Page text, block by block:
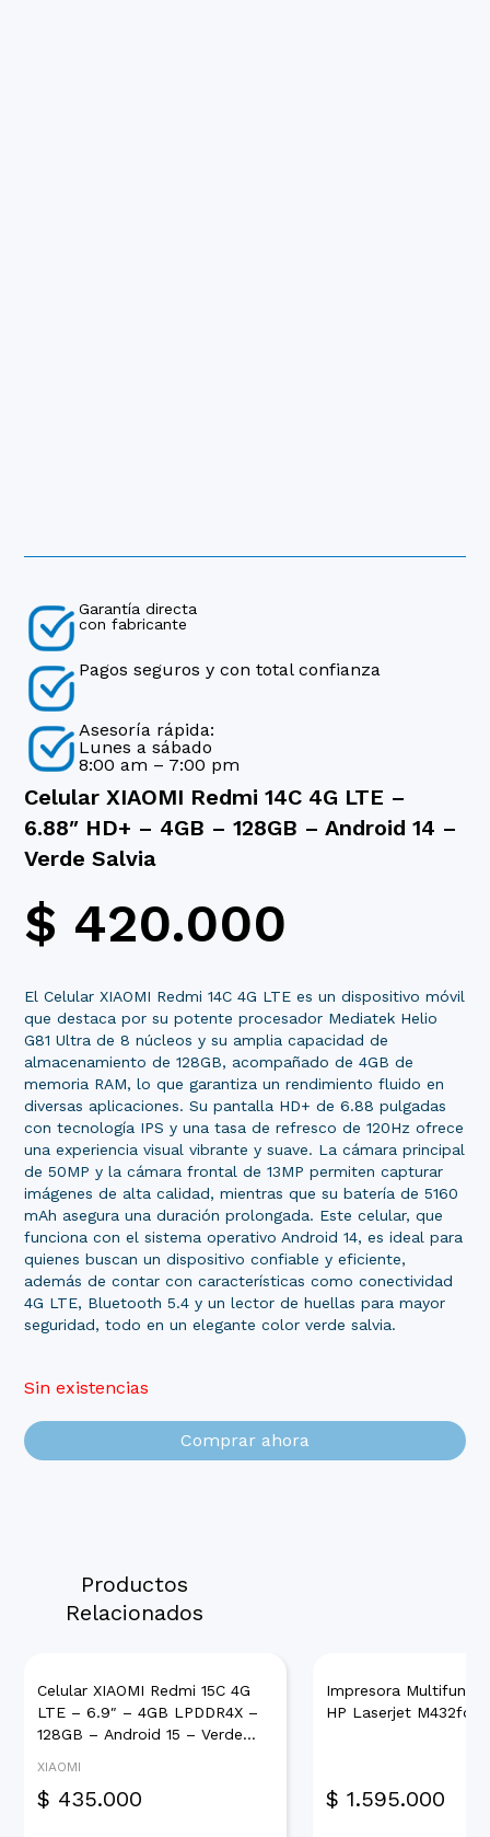
Garantía directa
con fabricante
Pagos seguros y con total confianza
Asesoría rápida:
Lunes a sábado
8:00 am – 7:00 pm
Celular XIAOMI Redmi 14C 4G LTE –
6.88″ HD+ – 4GB – 128GB – Android 14 –
Verde Salvia
$ 420.000
El Celular XIAOMI Redmi 14C 4G LTE es un dispositivo móvil
que destaca por su potente procesador Mediatek Helio
G81 Ultra de 8 núcleos y su amplia capacidad de
almacenamiento de 128GB, acompañado de 4GB de
memoria RAM, lo que garantiza un rendimiento fluido en
diversas aplicaciones. Su pantalla HD+ de 6.88 pulgadas
con tecnología IPS y una tasa de refresco de 120Hz ofrece
una experiencia visual vibrante y suave. La cámara principal
de 50MP y la cámara frontal de 13MP permiten capturar
imágenes de alta calidad, mientras que su batería de 5160
mAh asegura una duración prolongada. Este celular, que
funciona con el sistema operativo Android 14, es ideal para
quienes buscan un dispositivo confiable y eficiente,
además de contar con características como conectividad
4G LTE, Bluetooth 5.4 y un lector de huellas para mayor
seguridad, todo en un elegante color verde salvia.
Sin existencias
Comprar ahora
Productos
Relacionados
Celular XIAOMI Redmi 15C 4G
LTE – 6.9″ – 4GB LPDDR4X –
128GB – Android 15 – Verde
XIAOMI
$ 435.000
Impresora
HP Laserjet M432fdn
$ 1.595.000